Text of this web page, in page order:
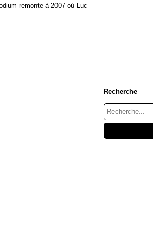
remonte à 2007 où Luc
Recherche